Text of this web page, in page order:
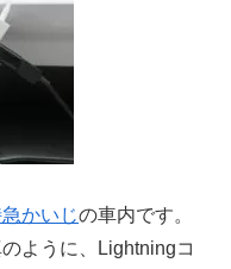
かいじの車内です。
ように、Lightningコ